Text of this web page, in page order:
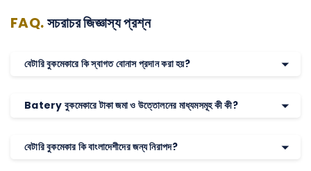
FAQ.সচরাচর জিজ্ঞাস্য প্রশ্ন
বেটারি বুকমেকারে কি স্বাগত বোনাস প্রদান করা হয়?
Batery বুকমেকারে টাকা জমা ও উত্তোলনের মাধ্যমসমূহ কী কী?
বেটারি বুকমেকার কি বাংলাদেশীদের জন্য নিরাপদ?